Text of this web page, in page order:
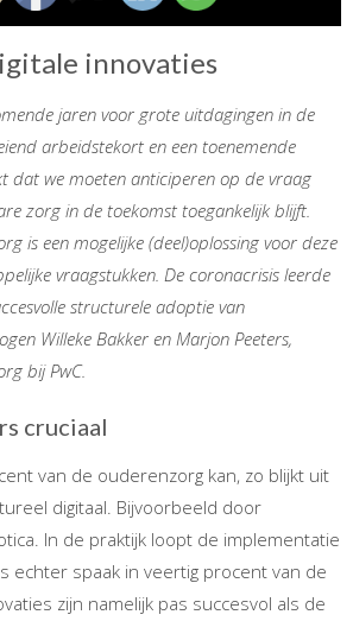
innovaties
jaren voor grote uitdagingen in de
arbeidstekort en een toenemende
dat we moeten anticiperen op de vraag
zorg in de toekomst toegankelijk blijft.
is een mogelijke (deel)oplossing voor deze
vraagstukken. De coronacrisis leerde
structurele adoptie van
Willeke Bakker en Marjon Peeters,
bij PwC.
cruciaal
van de ouderenzorg kan, zo blijkt uit
digitaal. Bijvoorbeeld door
In de praktijk loopt de implementatie
echter spaak in veertig procent van de
zijn namelijk pas succesvol als de